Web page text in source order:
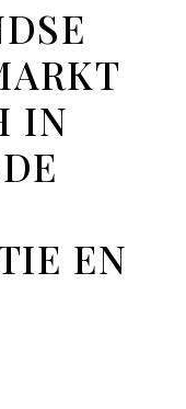
IN
EN